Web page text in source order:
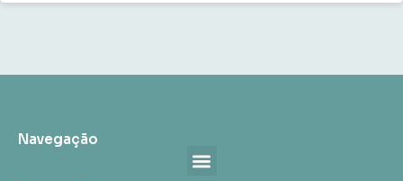
Navegação